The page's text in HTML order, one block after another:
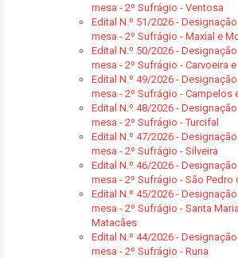
mesa - 2º Sufrágio - Ventosa
Edital N.º 51/2026 -
mesa - 2º Sufrágio - Maxial e
Edital N.º 50/2026 -
mesa - 2º Sufrágio - Carvoeira
Edital N.º 49/2026 -
mesa - 2º Sufrágio - Campelos
Edital N.º 48/2026 -
mesa - 2º Sufrágio - Turcifal
Edital N.º 47/2026 -
mesa - 2º Sufrágio - Silveira
Edital N.º 46/2026 -
mesa - 2º Sufrágio - São Pedro
Edital N.º 45/2026 -
mesa - 2º Sufrágio - Santa
Matacães
Edital N.º 44/2026 -
mesa - 2º Sufrágio - Runa